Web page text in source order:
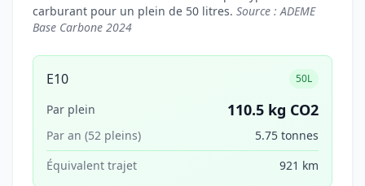
carburant pour un plein de 50 litres. Source : ADEME
Base Carbone 2024
E10 50L
Par plein 110.5 kg CO2
Par an (52 pleins)
5.75 tonnes
Équivalent trajet
921 km